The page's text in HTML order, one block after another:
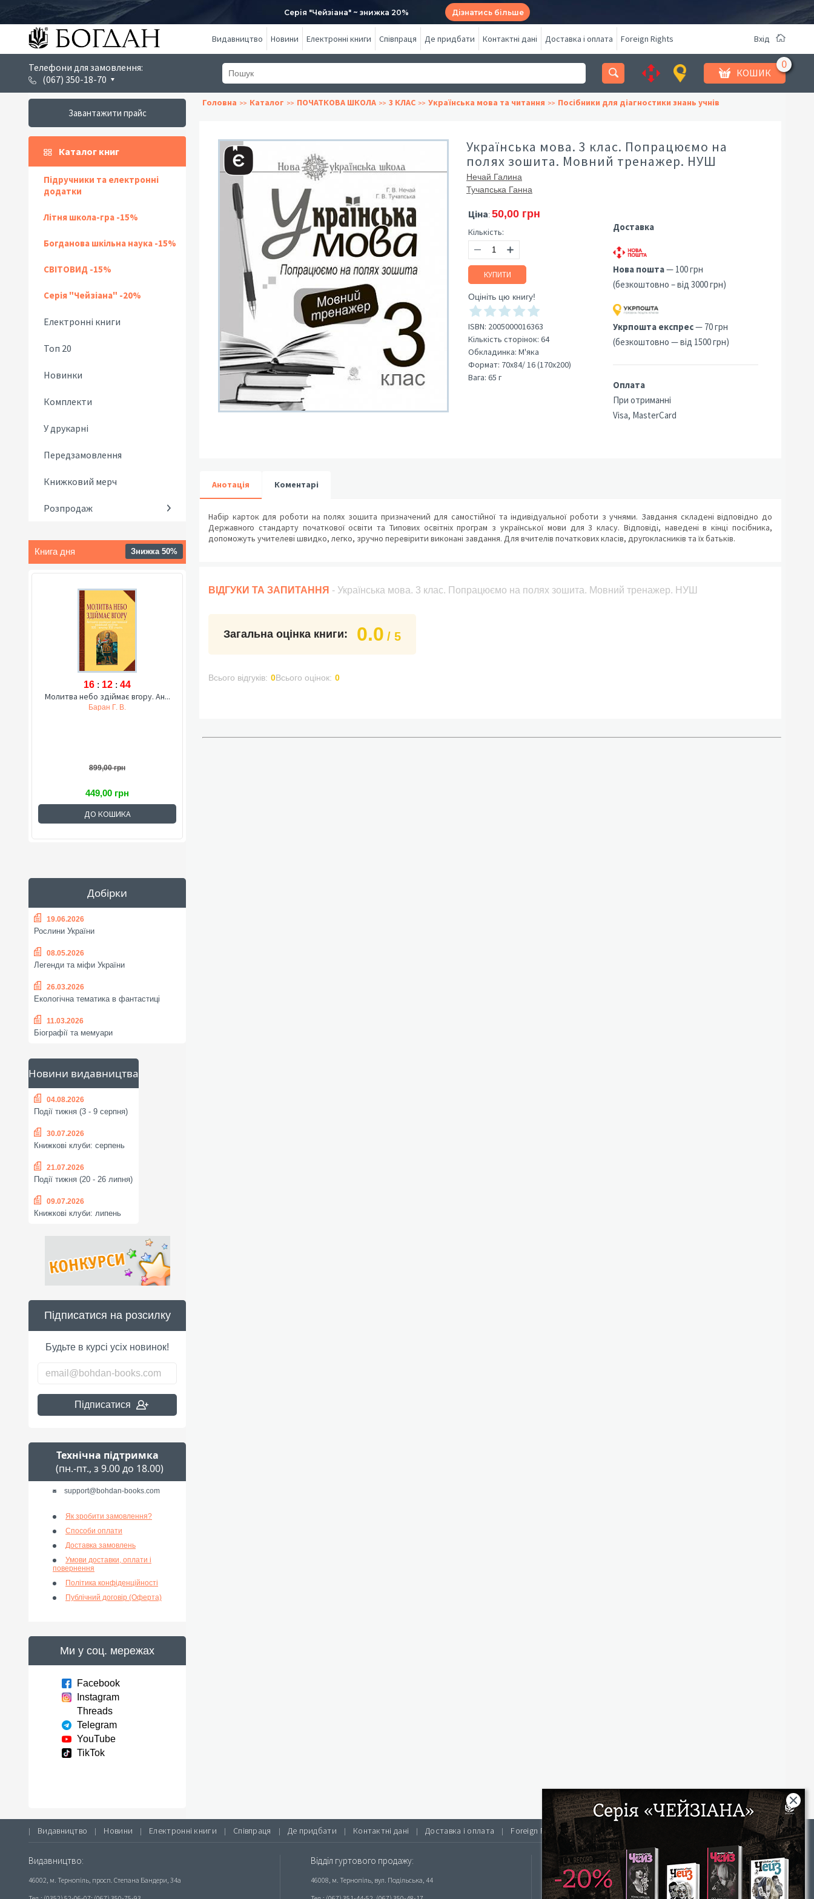
Серія "Чейзіана" ~ знижка 20% Дізнатись більше
Видавництво Новини Електронні книги Співпраця Де придбати Контактні дані Доставка і оплата Foreign Rights Вхід
Телефони для замовлення:
(067) 350-18-70
КОШИК
Завантажити прайс
Каталог книг
Підручники та електронні
додатки
Літня школа-гра -15%
Богданова шкільна наука -15%
СВІТОВИД -15%
Серія "Чейзіана" -20%
Електронні книги
Топ 20
Новинки
Комплекти
У друкарні
Передзамовлення
Книжковий мерч
Розпродаж
Книга дня Знижка 50%
16 : 12 : 43
Молитва небо здіймає вгору. Ан...
Баран Г. В.
899,00 грн
449,00 грн
ДО КОШИКА
Добірки
19.06.2026
Рослини України
08.05.2026
Легенди та міфи України
26.03.2026
Екологічна тематика в фантастиці
11.03.2026
Біографії та мемуари
Новини видавництва
04.08.2026
Події тижня (3 - 9 серпня)
30.07.2026
Книжкові клуби: серпень
21.07.2026
Події тижня (20 - 26 липня)
09.07.2026
Книжкові клуби: липень
Підписатися на розсилку
Будьте в курсі усіх новинок!
Підписатися
Технічна підтримка
(пн.-пт., з 9.00 до 18.00)
support@bohdan-books.com
Як зробити замовлення?
Способи оплати
Доставка замовлень
Умови доставки, оплати і
повернення
Політика конфіденційності
Публічний договір (Оферта)
Ми у соц. мережах
Facebook
Instagram
Threads
Telegram
YouTube
TikTok
Головна Каталог ПОЧАТКОВА ШКОЛА 3 КЛАС Українська мова та читання Посібники для діагностики знань учнів
Українська мова. 3 клас. Попрацюємо на
полях зошита. Мовний тренажер. НУШ
Нечай Галина
Тучапська Ганна
Ціна: 50,00 грн
Кількість:
КУПИТИ
Оцініть цю книгу!
ISBN: 2005000016363
Кількість сторінок: 64
Обкладинка: М'яка
Формат: 70х84/ 16 (170х200)
Вага: 65 г
Доставка
Нова пошта— 100 грн
(безкоштовно – від 3000 грн)
Укрпошта експрес— 70 грн
(безкоштовно — від 1500 грн)
Оплата
При отриманні
Visa, MasterCard
Анотація Коментарі
Набір карток для роботи на полях зошита призначений для самостійної та індивідуальної роботи з учнями. Завдання складені відповідно до
Державного стандарту початкової освіти та Типових освітніх програм з української мови для 3 класу. Відповіді, наведені в кінці посібника,
допоможуть учителеві швидко, легко, зручно перевірити виконані завдання. Для вчителів початкових класів, другокласників та їх батьків.
ВІДГУКИ ТА ЗАПИТАННЯ - Українська мова. 3 клас. Попрацюємо на полях зошита. Мовний тренажер. НУШ
Загальна оцінка книги: 0.0 / 5
Всього відгуків: 0Всього оцінок: 0
| Видавництво | Новини | Електронні книги | Співпраця | Де придбати | Контактні дані | Доставка і оплата | Foreign Rights |
Видавництво:
46002, м. Тернопіль, просп. Степана Бандери, 34а
Відділ гуртового продажу:
46008, м. Тернопіль, вул. Подільська, 44
Інтернет-магазин «Видавництво Богдан»:
46018, м. Тернопіль, А/С 529